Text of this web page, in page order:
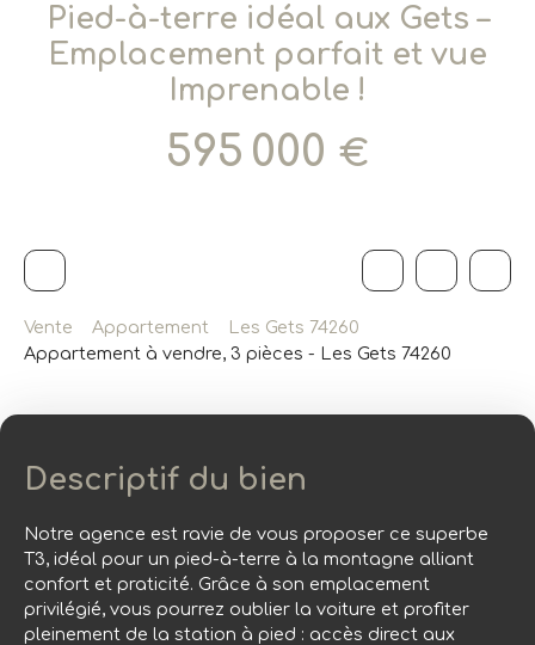
Pied-à-terre idéal aux Gets –
Emplacement parfait et vue
Imprenable !
595 000 €
Vente Appartement
Les Gets 74260
Appartement à vendre, 3 pièces - Les Gets 74260
Descriptif du bien
Notre agence est ravie de vous proposer ce superbe
T3, idéal pour un pied-à-terre à la montagne alliant
confort et praticité. Grâce à son emplacement
privilégié, vous pourrez oublier la voiture et profiter
pleinement de la station à pied : accès direct aux